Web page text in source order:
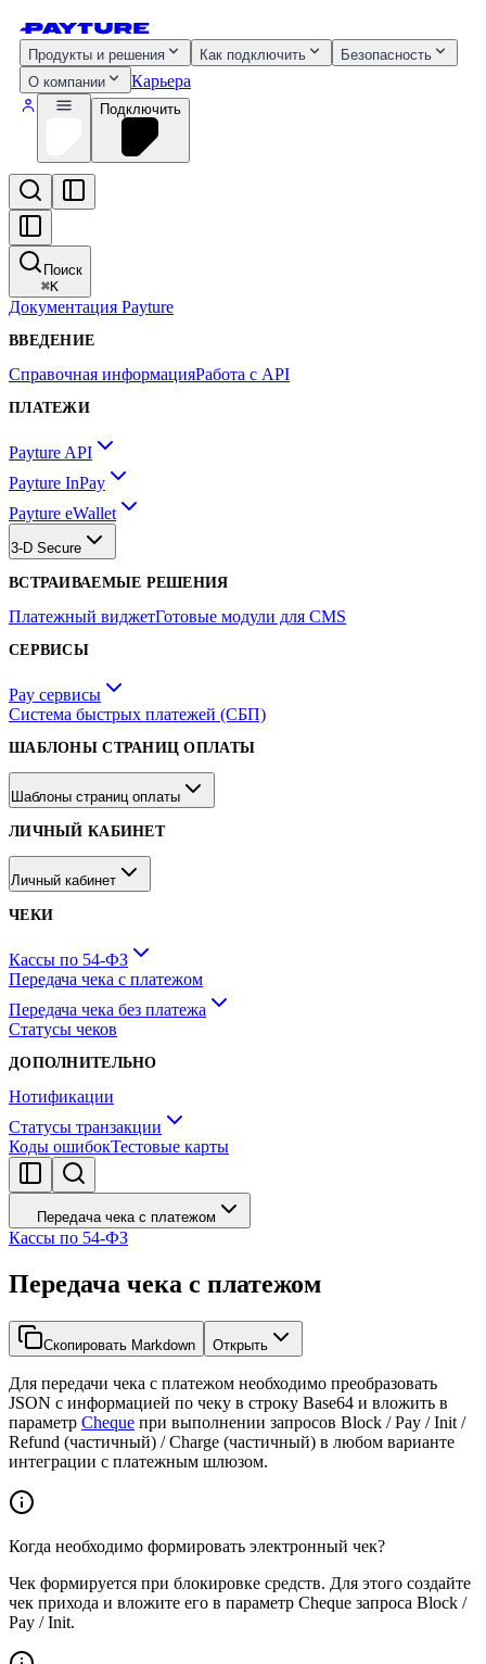
Продукты и решения Как подключить
Безопасность
О компании
Карьера
Подключить
Поиск
⌘K
Документация Payture
ВВЕДЕНИЕ
Справочная информацияРабота с API
ПЛАТЕЖИ
Payture API
Payture InPay
Payture eWallet
3-D Secure
ВСТРАИВАЕМЫЕ РЕШЕНИЯ
Платежный виджетГотовые модули для CMS
СЕРВИСЫ
Pay сервисы
Система быстрых платежей (СБП)
ШАБЛОНЫ СТРАНИЦ ОПЛАТЫ
Шаблоны страниц оплаты
ЛИЧНЫЙ КАБИНЕТ
Личный кабинет
ЧЕКИ
Кассы по 54-ФЗ
Передача чека с платежом
Передача чека без платежа
Статусы чеков
ДОПОЛНИТЕЛЬНО
Нотификации
Статусы транзакции
Коды ошибокТестовые карты
Передача чека с платежом
Кассы по 54-ФЗ
Передача чека с платежом
Скопировать Markdown Открыть
Для передачи чека с платежом необходимо преобразовать
JSON с информацией по чеку в строку Base64 и вложить в
параметр Cheque при выполнении запросов Block / Pay / Init /
Refund (частичный) / Charge (частичный) в любом варианте
интеграции с платежным шлюзом.
Когда необходимо формировать электронный чек?
Чек формируется при блокировке средств. Для этого создайте
чек прихода и вложите его в параметр Cheque запроса Block /
Pay / Init.